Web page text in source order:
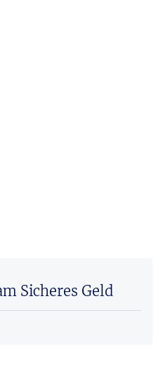
Sicheres Geld